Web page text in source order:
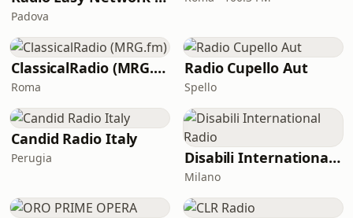
Padova
ClassicalRadio (MRG.fm)
Roma
Radio Cupello Aut
Spello
Candid Radio Italy
Perugia Disabili International Radio
Milano